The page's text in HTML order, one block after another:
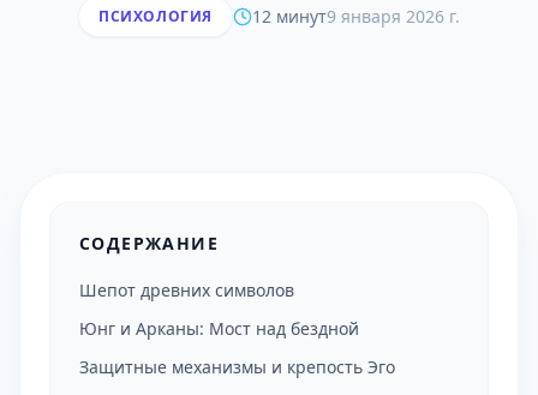
ПСИХОЛОГИЯ 12 минут9 января 2026 г.
СОДЕРЖАНИЕ
Шепот древних символов
Юнг и Арканы: Мост над бездной
Защитные механизмы и крепость Эго